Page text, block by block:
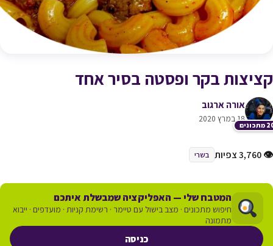
קציצות בקר ופסטה בסיר אחד
אורה ארגוב
18 במרץ 2020
👁 3,760 צפיות בשרי
המטבח שלי — האפליקציה שמבשלת איתכם
חיפוש מתכונים · מצב בישול עם טיימר · רשימת קניות · מועדפים · ייבוא
מתמונה
כניסה